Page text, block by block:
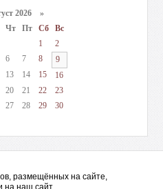
2026 »
Чт Пт Сб
Вс
1
2
6 7 8
9
13 14 15
16
20 21 22
23
27 28 29
30
размещённых на сайте,